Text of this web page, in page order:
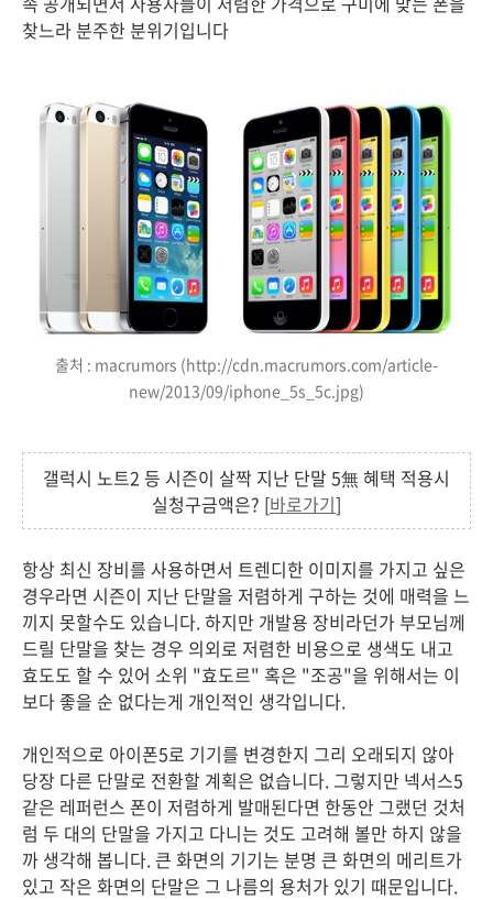
찾느라 분주한 분위기입니다
출처 : macrumors (http://cdn.macrumors.com/article-
new/2013/09/iphone_5s_5c.jpg)
갤럭시 노트2 등 시즌이 살짝 지난 단말 5無 혜택 적용시
실청구금액은? [바로가기]
항상 최신 장비를 사용하면서 트렌디한 이미지를 가지고 싶은
경우라면 시즌이 지난 단말을 저렴하게 구하는 것에 매력을 느
끼지 못할수도 있습니다. 하지만 개발용 장비라던가 부모님께
드릴 단말을 찾는 경우 의외로 저렴한 비용으로 생색도 내고
효도도 할 수 있어 소위 "효도르" 혹은 "조공"을 위해서는 이
보다 좋을 순 없다는게 개인적인 생각입니다.
개인적으로 아이폰5로 기기를 변경한지 그리 오래되지 않아
당장 다른 단말로 전환할 계획은 없습니다. 그렇지만 넥서스5
같은 레퍼런스 폰이 저렴하게 발매된다면 한동안 그랬던 것처
럼 두 대의 단말을 가지고 다니는 것도 고려해 볼만 하지 않을
까 생각해 봅니다. 큰 화면의 기기는 분명 큰 화면의 메리트가
있고 작은 화면의 단말은 그 나름의 용처가 있기 때문입니다.